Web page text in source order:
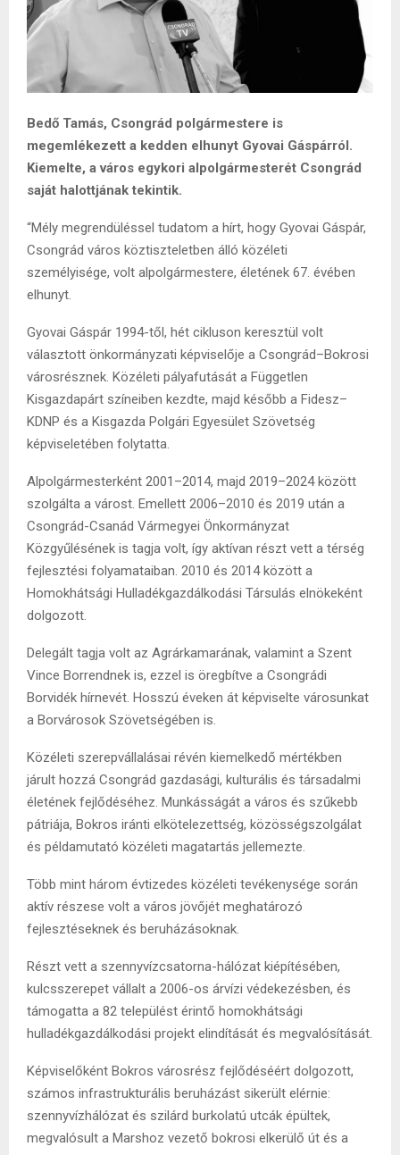
Bedő Tamás, Csongrád polgármestere is
megemlékezett a kedden elhunyt Gyovai Gáspárról.
Kiemelte, a város egykori alpolgármesterét Csongrád
saját halottjának tekintik.
“Mély megrendüléssel tudatom a hírt, hogy Gyovai Gáspár,
Csongrád város köztiszteletben álló közéleti
személyisége, volt alpolgármestere, életének 67. évében
elhunyt.
Gyovai Gáspár 1994-től, hét cikluson keresztül volt
választott önkormányzati képviselője a Csongrád–Bokrosi
városrésznek. Közéleti pályafutását a Független
Kisgazdapárt színeiben kezdte, majd később a Fidesz–
KDNP és a Kisgazda Polgári Egyesület Szövetség
képviseletében folytatta.
Alpolgármesterként 2001–2014, majd 2019–2024 között
szolgálta a várost. Emellett 2006–2010 és 2019 után a
Csongrád-Csanád Vármegyei Önkormányzat
Közgyűlésének is tagja volt, így aktívan részt vett a térség
fejlesztési folyamataiban. 2010 és 2014 között a
Homokhátsági Hulladékgazdálkodási Társulás elnökeként
dolgozott.
Delegált tagja volt az Agrárkamarának, valamint a Szent
Vince Borrendnek is, ezzel is öregbítve a Csongrádi
Borvidék hírnevét. Hosszú éveken át képviselte városunkat
a Borvárosok Szövetségében is.
Közéleti szerepvállalásai révén kiemelkedő mértékben
járult hozzá Csongrád gazdasági, kulturális és társadalmi
életének fejlődéséhez. Munkásságát a város és szűkebb
pátriája, Bokros iránti elkötelezettség, közösségszolgálat
és példamutató közéleti magatartás jellemezte.
Több mint három évtizedes közéleti tevékenysége során
aktív részese volt a város jövőjét meghatározó
fejlesztéseknek és beruházásoknak.
Részt vett a szennyvízcsatorna-hálózat kiépítésében,
kulcsszerepet vállalt a 2006-os árvízi védekezésben, és
támogatta a 82 települést érintő homokhátsági
hulladékgazdálkodási projekt elindítását és megvalósítását.
Képviselőként Bokros városrész fejlődéséért dolgozott,
számos infrastrukturális beruházást sikerült elérnie:
szennyvízhálózat és szilárd burkolatú utcák épültek,
megvalósult a Marshoz vezető bokrosi elkerülő út és a